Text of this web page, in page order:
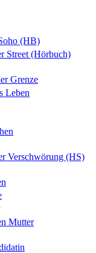
(HB)
Street (Hörbuch)
Grenze
Leben
Verschwörung (HS)
Mutter